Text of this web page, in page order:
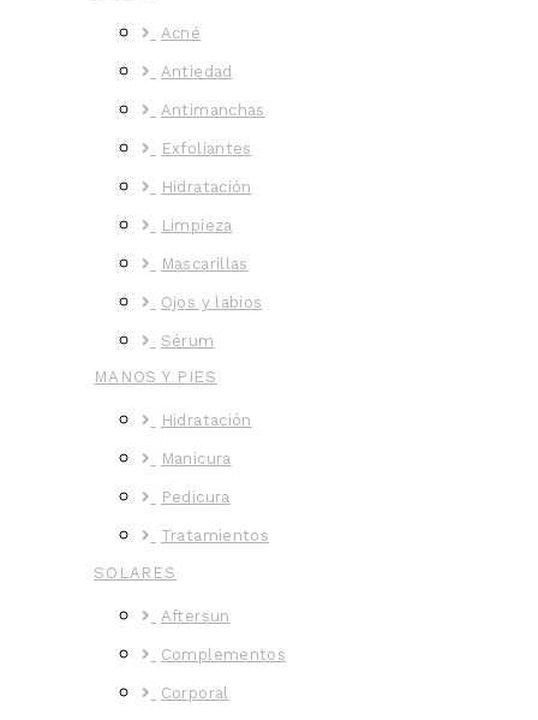
Acné
Antiedad
Antimanchas
Exfoliantes
Hidratación
Limpieza
Mascarillas
Ojos y labios
Sérum
MANOS Y PIES
Hidratación
Manicura
Pedicura
Tratamientos
SOLARES
Aftersun
Complementos
Corporal